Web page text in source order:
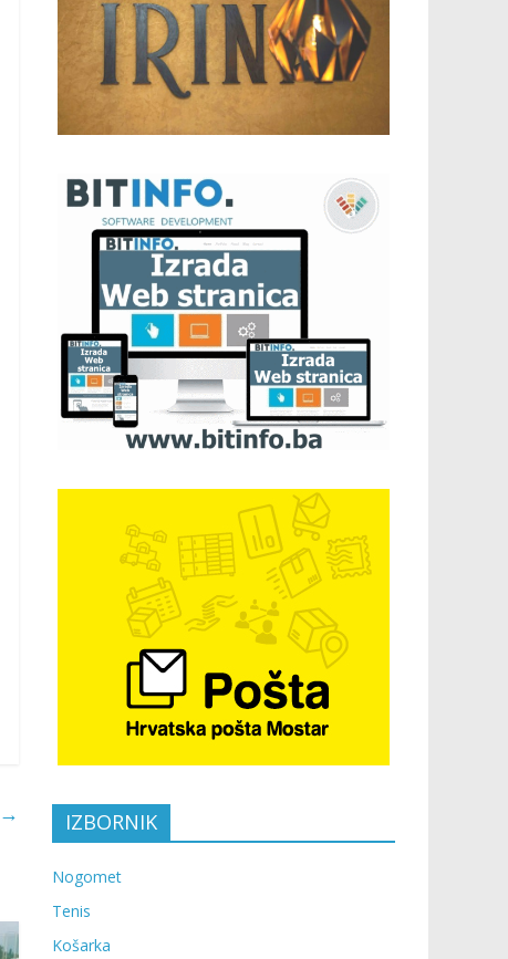
→ IZBORNIK
Nogomet
Tenis
Košarka